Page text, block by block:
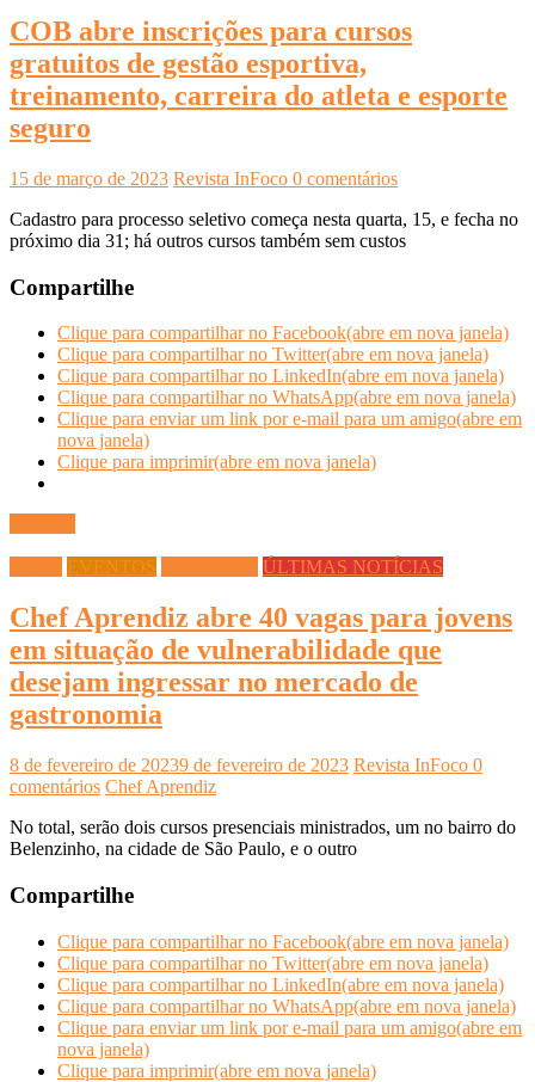
COB abre inscrições para cursos
gratuitos de gestão esportiva,
treinamento, carreira do atleta e esporte
seguro
15 de março de 2023 Revista InFoco 0 comentários
Cadastro para processo seletivo começa nesta quarta, 15, e fecha no
próximo dia 31; há outros cursos também sem custos
Compartilhe
Clique para compartilhar no Facebook(abre em nova janela)
Clique para compartilhar no Twitter(abre em nova janela)
Clique para compartilhar no LinkedIn(abre em nova janela)
Clique para compartilhar no WhatsApp(abre em nova janela)
Clique para enviar um link por e-mail para um amigo(abre em
nova janela)
Clique para imprimir(abre em nova janela)
EVENTOS ÚLTIMAS NOTÍCIAS
Chef Aprendiz abre 40 vagas para jovens
em situação de vulnerabilidade que
desejam ingressar no mercado de
gastronomia
8 de fevereiro de 20239 de fevereiro de 2023 Revista InFoco 0
comentários Chef Aprendiz
No total, serão dois cursos presenciais ministrados, um no bairro do
Belenzinho, na cidade de São Paulo, e o outro
Compartilhe
Clique para compartilhar no Facebook(abre em nova janela)
Clique para compartilhar no Twitter(abre em nova janela)
Clique para compartilhar no LinkedIn(abre em nova janela)
Clique para compartilhar no WhatsApp(abre em nova janela)
Clique para enviar um link por e-mail para um amigo(abre em
nova janela)
Clique para imprimir(abre em nova janela)